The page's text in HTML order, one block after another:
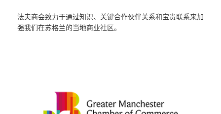
法夫商会致力于通过知识、关键合作伙伴关系和宝贵联系来加
强我们在苏格兰的当地商业社区。